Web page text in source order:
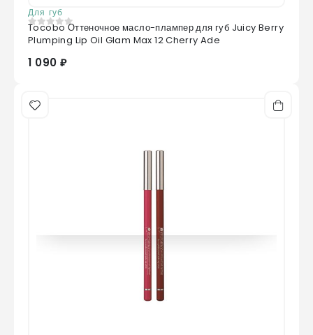
Для губ
0 из 5
Tocobo Оттеночное масло-плампер для губ Juicy Berry
Plumping Lip Oil Glam Max 12 Cherry Ade
1 090 ₽